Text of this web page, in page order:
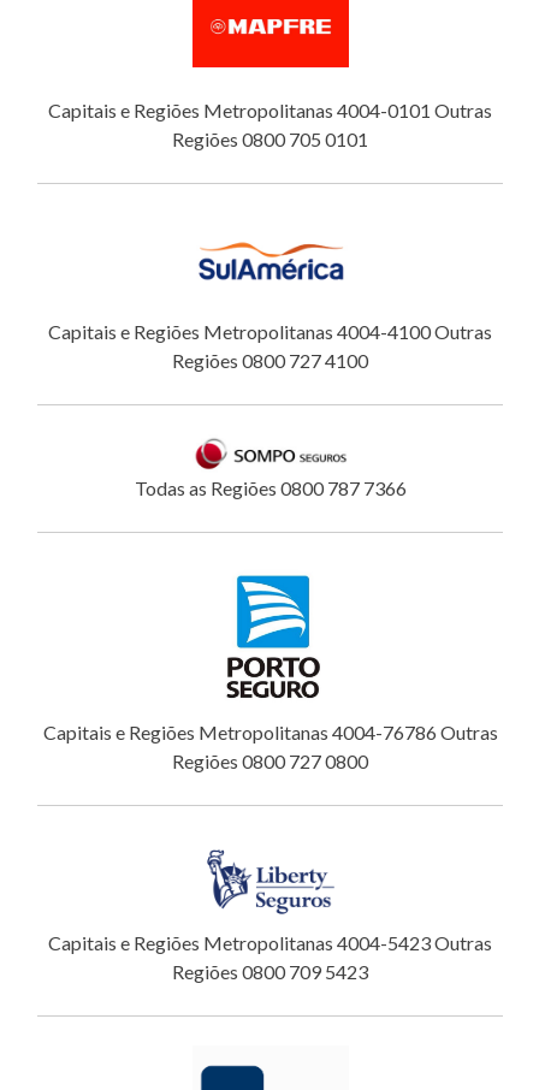
Capitais e Regiões Metropolitanas 4004-0101 Outras
Regiões 0800 705 0101
Capitais e Regiões Metropolitanas 4004-4100 Outras
Regiões 0800 727 4100
Todas as Regiões 0800 787 7366
Capitais e Regiões Metropolitanas 4004-76786 Outras
Regiões 0800 727 0800
Capitais e Regiões Metropolitanas 4004-5423 Outras
Regiões 0800 709 5423